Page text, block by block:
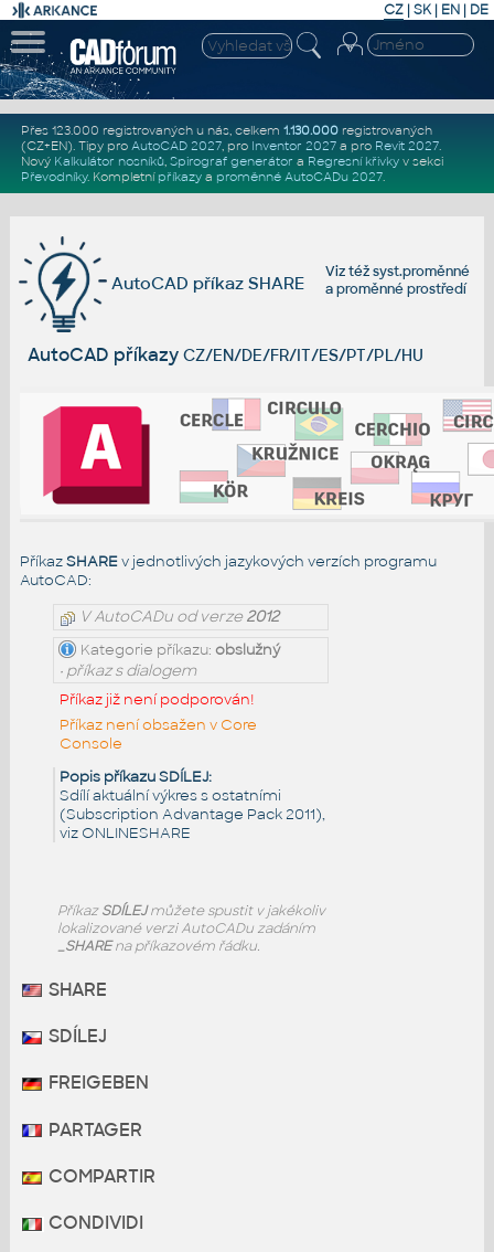
CZ | SK| EN | DE
Přes 123.000 registrovaných u nás, celkem 1.130.000registrovaných
(CZ+EN). Tipy pro AutoCAD 2027, pro Inventor 2027a pro Revit 2027.
Nový Kalkulátor nosníků, Spirograf generátor a Regresní křivkyv sekci
Převodníky. Kompletní příkazya proměnné AutoCADu 2027.
Viz téžsyst.proměnné
aproměnné prostředí
AutoCAD příkaz SHARE
AutoCAD příkazy CZ/EN/DE/FR/IT/ES/PT/PL/HU
PříkazSHAREv jednotlivých jazykových verzích programu
AutoCAD:
V AutoCADu od verze2012
Kategorie příkazu: obslužný
• příkaz s dialogem
Příkaz již není podporován!
Příkaz není obsažen v Core
Console
Popis příkazu SDÍLEJ:
Sdílí aktuální výkres s ostatními
(Subscription Advantage Pack 2011),
viz ONLINESHARE
PříkazSDÍLEJmůžete spustit v jakékoliv
lokalizované verzi AutoCADu zadáním
_SHAREna příkazovém řádku.
SHARE
SDÍLEJ
FREIGEBEN
PARTAGER
COMPARTIR
CONDIVIDI